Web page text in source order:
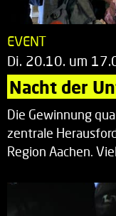
EVENT
Di. 20.10. um
Nacht der
Die Gewinnung
zentrale
Region Aachen.